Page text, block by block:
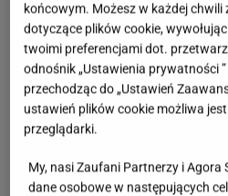
końcowym. Możesz w każdej chwili
dotyczące plików cookie,
twoimi preferencjami dot.
odnośnik „Ustawienia prywatności
przechodząc do „Ustawień
ustawień plików cookie możliwa
przeglądarki.
My, nasi Zaufani Partnerzy i
dane osobowe w następujących